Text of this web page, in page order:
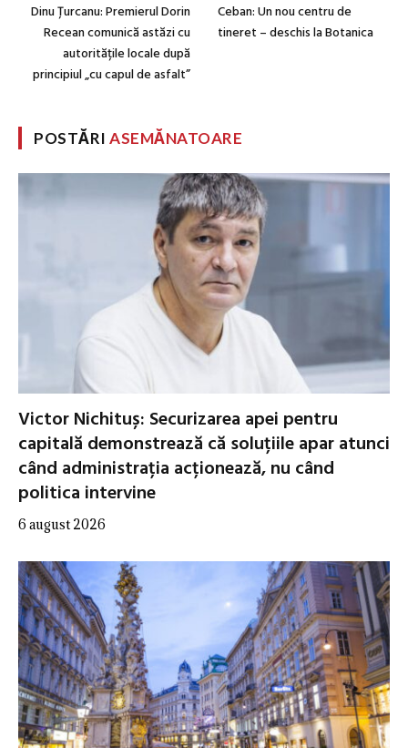
Dinu Țurcanu: Premierul Dorin
Recean comunică astăzi cu
autoritățile locale după
principiul „cu capul de asfalt”
Ceban: Un nou centru de
tineret – deschis la Botanica
POSTĂRIASEMĂNATOARE
Victor Nichituș: Securizarea apei pentru
capitală demonstrează că soluțiile apar atunci
când administrația acționează, nu când
politica intervine
6 august 2026